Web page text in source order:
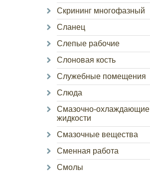
Скрининг многофазный
Сланец
Слепые рабочие
Слоновая кость
Служебные помещения
Слюда
Смазочно-охлаждающие
жидкости
Смазочные вещества
Сменная работа
Смолы